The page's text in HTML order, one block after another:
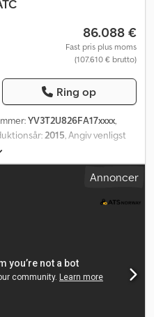
86.088 €
Fast pris plus moms
(107.610 € brutto)
Ring op
YV3T2U826FA17xxxx,
2015 , Angiv venligst
23816 Tekniske data
Gearkasse: Automatisk
3. aksel Gode dæk
Mikrofon TV Stikdåse ved
Akselafstand: 715 cm Euro
bussen en eksklusiv
men kan leveres i juli. Km:
til: 31.03.2027 Egenvægt:
Annoncer